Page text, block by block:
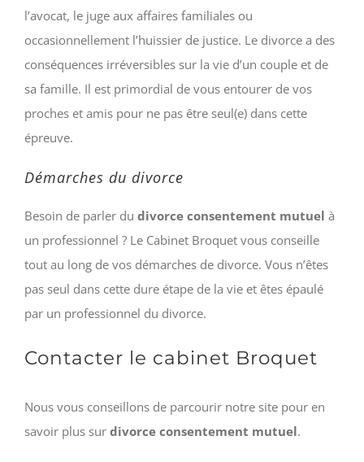
l’avocat, le juge aux affaires familiales ou
occasionnellement l’huissier de justice. Le divorce a des
conséquences irréversibles sur la vie d’un couple et de
sa famille. Il est primordial de vous entourer de vos
proches et amis pour ne pas être seul(e) dans cette
épreuve.
Démarches du divorce
Besoin de parler du divorce consentement mutuel à
un professionnel ? Le Cabinet Broquet vous conseille
tout au long de vos démarches de divorce. Vous n’êtes
pas seul dans cette dure étape de la vie et êtes épaulé
par un professionnel du divorce.
Contacter le cabinet Broquet
Nous vous conseillons de parcourir notre site pour en
savoir plus sur divorce consentement mutuel.